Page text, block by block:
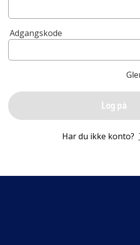
Adgangskode
Log på
Har du ikke konto?